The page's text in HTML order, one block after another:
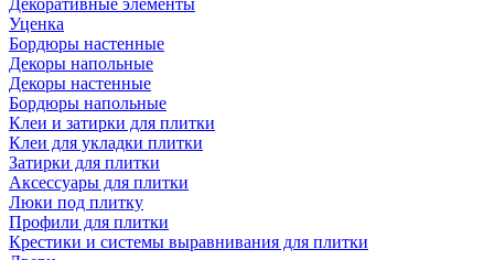
Декоративные элементы
Уценка
Бордюры настенные
Декоры напольные
Декоры настенные
Бордюры напольные
Клеи и затирки для плитки
Клеи для укладки плитки
Затирки для плитки
Аксессуары для плитки
Люки под плитку
Профили для плитки
Крестики и системы выравнивания для плитки